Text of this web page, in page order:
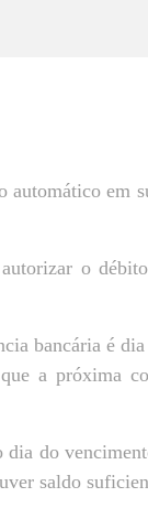
em
o
bancária é
a próxima
do
saldo